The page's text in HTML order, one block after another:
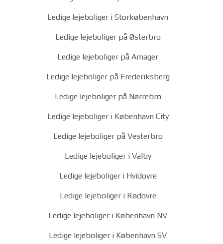
Ledige lejeboliger i Storkøbenhavn
Ledige lejeboliger på Østerbro
Ledige lejeboliger på Amager
Ledige lejeboliger på Frederiksberg
Ledige lejeboliger på Nørrebro
Ledige lejeboliger i København City
Ledige lejeboliger på Vesterbro
Ledige lejeboliger i Valby
Ledige lejeboliger i Hvidovre
Ledige lejeboliger i Rødovre
Ledige lejeboliger i København NV
Ledige lejeboliger i København SV